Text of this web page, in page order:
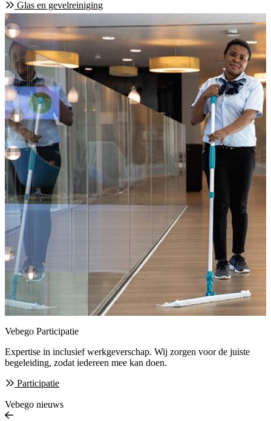
Glas en gevelreiniging
Vebego Participatie
Expertise in inclusief werkgeverschap. Wij zorgen voor de juiste
begeleiding, zodat iedereen mee kan doen.
Participatie
Vebego nieuws